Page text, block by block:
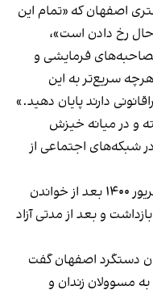
اصفهان که «تمام این
رخ دادن است»،
فرمایشی و
سریع‌تر به این
دارند پایان دهید.»
و در میانه خیزش
شبکه‌های اجتماعی از
این خواننده معترض پیش‌تر و در شهریور ۱۴۰۰ بعد از خواندن
و بعد از مدتی آزاد
زندان دستگرد اصفهان گفت
مسوولان زندان و